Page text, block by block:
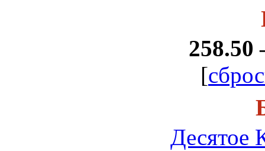
258.50
[
Десятое